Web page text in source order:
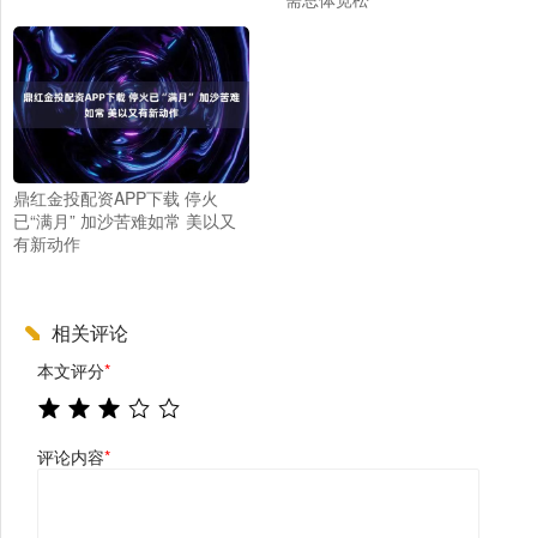
鼎红金投配资APP下载 停火
已“满月” 加沙苦难如常 美以又
有新动作
相关评论
本文评分*
评论内容*